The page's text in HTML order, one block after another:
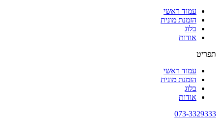
עמוד ראשי
הזמנת מונית
בלוג
אודות
תפריט
עמוד ראשי
הזמנת מונית
בלוג
אודות
073-3329333